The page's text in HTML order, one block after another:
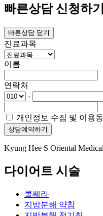
빠른상담 신청하기
빠른상담 닫기
진료과목
이름
연락처
-
개인정보 수집 및 이용
상담예약하기
Kyung Hee S Oriental
다이어트 시술
쿨쎄라
지방분해 약침